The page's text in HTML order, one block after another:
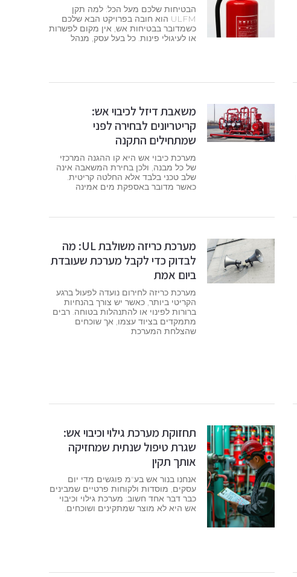
הבטיחות שלכם מעל הכל: למה תקן
ULFM הוא חובה בפרויקט הבא שלכם
כשמדובר בבטיחות אש, אין מקום לפשרות
או לעיגולי פינות. כל בעל עסק, מנהל
משאבת דיזל לכיבוי אש:
קריטריונים לבחירה לפני
שמתחילים התקנה
מערכת כיבוי אש היא קו ההגנה המרכזי
של כל מבנה, ולכן בחירת המשאבה אינה
שלב טכני בלבד אלא החלטה קריטית.
כאשר מדובר באספקת מים אמינה
מערכת כריזה משולבת UL: מה
לבדוק כדי לקבל מערכת שעובדת
ביום אמת
מערכת כריזה לחירום נועדה לפעול ברגע
הקריטי ביותר, כאשר יש צורך בהנחיות
ברורות לפינוי או להתנהלות בטוחה. רבים
מתמקדים בציוד עצמו, אך שוכחים
שהצלחת המערכת
תחזוקת מערכת גילוי וכיבוי אש:
שגרת טיפול שנתית שמחזיקה
אותך תקין
אנחנו בנור אש בע"מ פוגשים מדי יום
עסקים, מוסדות ולקוחות פרטיים שמבינים
כבר דבר אחד חשוב: מערכת גילוי וכיבוי
אש היא לא מוצר שמתקינים ושוכחים.